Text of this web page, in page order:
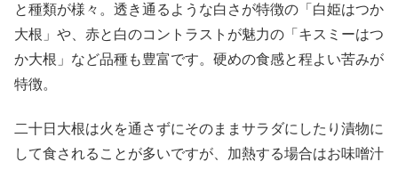
と種類が様々。透き通るような白さが特徴の「白姫はつか
大根」や、赤と白のコントラストが魅力の「キスミーはつ
か大根」など品種も豊富です。硬めの食感と程よい苦みが
特徴。
二十日大根は火を通さずにそのままサラダにしたり漬物に
して食されることが多いですが、加熱する場合はお味噌汁